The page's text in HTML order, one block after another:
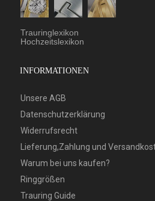
Trauringlexikon
Hochzeitslexikon
INFORMATIONEN
Unsere AGB
Datenschutzerklärung
Widerrufsrecht
Lieferung,Zahlung und
Warum bei uns kaufen?
Ringgrößen
Trauring Guide